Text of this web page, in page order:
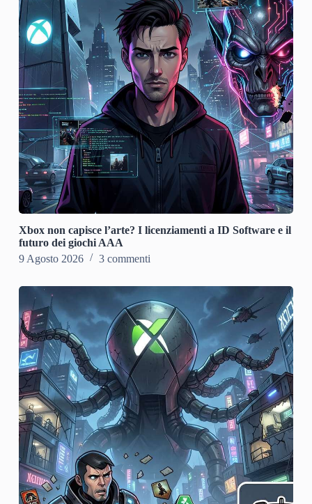
Xbox non capisce l’arte? I licenziamenti a ID Software e il
futuro dei giochi AAA
9 Agosto 2026
3 commenti